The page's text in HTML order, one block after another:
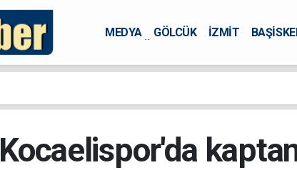
MEDYA GÖLCÜK İZMİT
Kocaelispor'da